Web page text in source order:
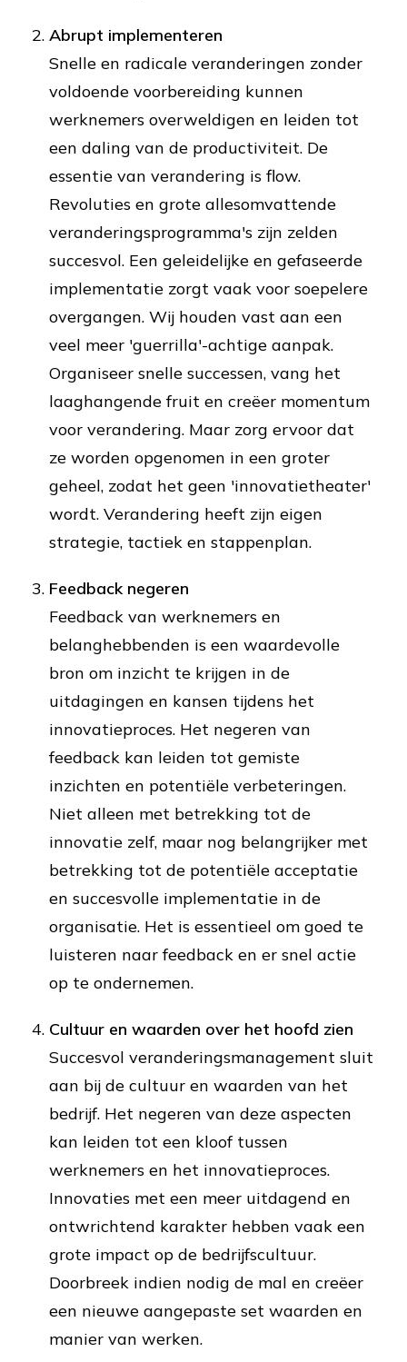
Abrupt implementeren
Snelle en radicale veranderingen zonder
voldoende voorbereiding kunnen
werknemers overweldigen en leiden tot
een daling van de productiviteit. De
essentie van verandering is flow.
Revoluties en grote allesomvattende
veranderingsprogramma's zijn zelden
succesvol. Een geleidelijke en gefaseerde
implementatie zorgt vaak voor soepelere
overgangen. Wij houden vast aan een
veel meer 'guerrilla'-achtige aanpak.
Organiseer snelle successen, vang het
laaghangende fruit en creëer momentum
voor verandering. Maar zorg ervoor dat
ze worden opgenomen in een groter
geheel, zodat het geen 'innovatietheater'
wordt. Verandering heeft zijn eigen
strategie, tactiek en stappenplan.
Feedback negeren
Feedback van werknemers en
belanghebbenden is een waardevolle
bron om inzicht te krijgen in de
uitdagingen en kansen tijdens het
innovatieproces. Het negeren van
feedback kan leiden tot gemiste
inzichten en potentiële verbeteringen.
Niet alleen met betrekking tot de
innovatie zelf, maar nog belangrijker met
betrekking tot de potentiële acceptatie
en succesvolle implementatie in de
organisatie. Het is essentieel om goed te
luisteren naar feedback en er snel actie
op te ondernemen.
Cultuur en waarden over het hoofd zien
Succesvol veranderingsmanagement sluit
aan bij de cultuur en waarden van het
bedrijf. Het negeren van deze aspecten
kan leiden tot een kloof tussen
werknemers en het innovatieproces.
Innovaties met een meer uitdagend en
ontwrichtend karakter hebben vaak een
grote impact op de bedrijfscultuur.
Doorbreek indien nodig de mal en creëer
een nieuwe aangepaste set waarden en
manier van werken.